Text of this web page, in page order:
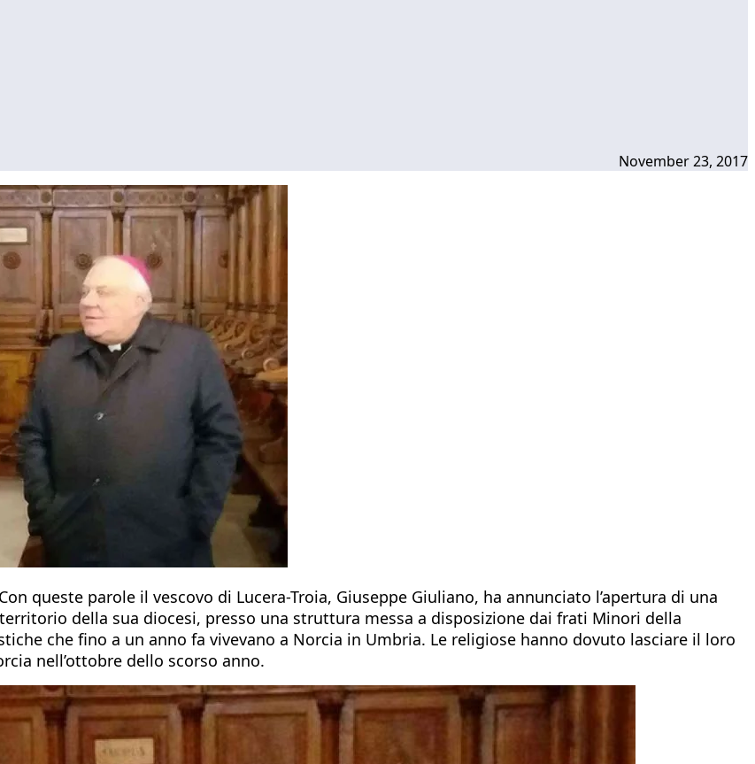
November 23, 2017
queste parole il vescovo di Lucera-Troia, Giuseppe Giuliano, ha annunciato l’apertura di una
della sua diocesi, presso una struttura messa a disposizione dai frati Minori della
che fino a un anno fa vivevano a Norcia in Umbria. Le religiose hanno dovuto lasciare il loro
nell’ottobre dello scorso anno.